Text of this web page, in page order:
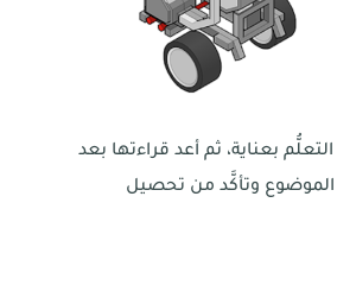
بعناية، ثم أعد قراءتها بعد
الموضوع وتأكَّد من تحصيل